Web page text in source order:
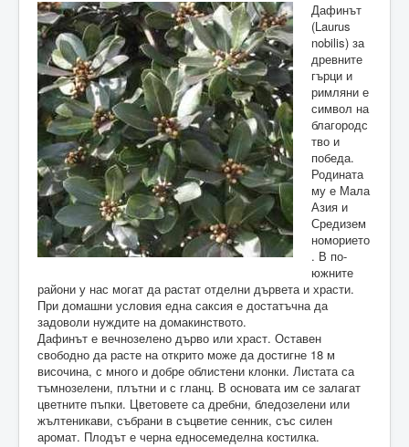
Дафинът
(Laurus
nobilis) за
древните
гърци и
римляни е
символ на
благородс
тво и
победа.
Родината
му е Мала
Азия и
Средизем
номорието
. В по-
южните
райони у нас могат да растат отделни дървета и храсти.
При домашни условия една саксия е достатъчна да
задоволи нуждите на домакинството.
Дафинът е вечнозелено дърво или храст. Оставен
свободно да расте на открито може да достигне 18 м
височина, с много и добре облистени клонки. Листата са
тъмнозелени, плътни и с гланц. В основата им се залагат
цветните пъпки. Цветовете са дребни, бледозелени или
жълтеникави, събрани в съцветие сенник, със силен
аромат. Плодът е черна едносемеделна костилка.